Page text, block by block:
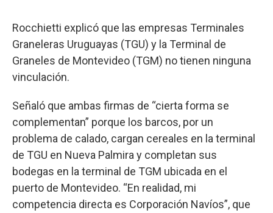
Rocchietti explicó que las empresas Terminales
Graneleras Uruguayas (TGU) y la Terminal de
Graneles de Montevideo (TGM) no tienen ninguna
vinculación.
Señaló que ambas firmas de “cierta forma se
complementan” porque los barcos, por un
problema de calado, cargan cereales en la terminal
de TGU en Nueva Palmira y completan sus
bodegas en la terminal de TGM ubicada en el
puerto de Montevideo. “En realidad, mi
competencia directa es Corporación Navíos”, que